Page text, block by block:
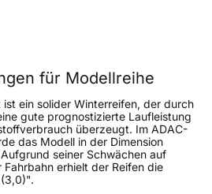
210 km/h
für Modellreihe
ein solider Winterreifen, der durch
gute prognostizierte Laufleistung
überzeugt. Im ADAC-
das Modell in der Dimension
seiner Schwächen auf
erhielt der Reifen die